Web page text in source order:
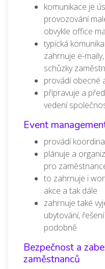
komunikace je
provozování
obvykle office
typická
zahrnuje e-
schůzky
provádí obecné
připravuje a
vedení
Event
provádí
plánuje a
pro
to zahrnuje i
akce a tak dále
zahrnuje také
ubytování,
podobně
Bezpečnost a
zaměstnanců